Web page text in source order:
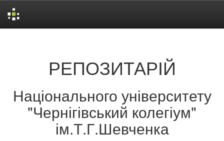
РЕПОЗИТАРІЙ
Національного університету
"Чернігівський колегіум"
ім.Т.Г.Шевченка